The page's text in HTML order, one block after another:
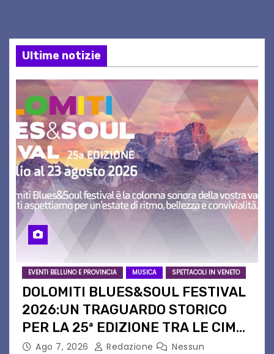
Ultime notizie
EVENTI BELLUNO E PROVINCIA MUSICA SPETTACOLI IN VENETO
DOLOMITI BLUES&SOUL FESTIVAL
2026:UN TRAGUARDO STORICO
PER LA 25ª EDIZIONE TRA LE CIME
PATRIMONIO UNESCO
Ago 7, 2026 Redazione
Nessun